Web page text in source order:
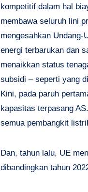
kompetitif dalam hal
membawa seluruh lini
mengesahkan Undang-
energi terbarukan dan
menaikkan status
subsidi – seperti yang
Kini, pada paruh
kapasitas terpasang AS.
semua pembangkit
Dan, tahun lalu, UE
dibandingkan tahun